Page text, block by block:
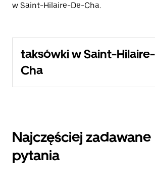
w Saint-Hilaire-De-Cha.
taksówki w Saint-
Cha
Najczęściej zadawane
pytania